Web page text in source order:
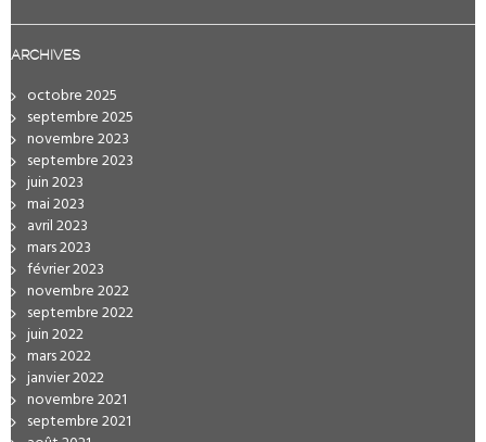
ARCHIVES
octobre 2025
septembre 2025
novembre 2023
septembre 2023
juin 2023
mai 2023
avril 2023
mars 2023
février 2023
novembre 2022
septembre 2022
juin 2022
mars 2022
janvier 2022
novembre 2021
septembre 2021